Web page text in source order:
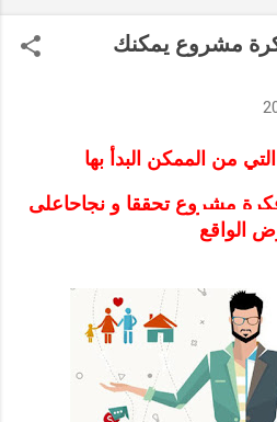
بأكثر من 700 فكرة مشروع يمكنك
من الممكن البدأ بها
لأكثر من 700 فكرة مشروع تحققا و نجاحاعلى
الواقع